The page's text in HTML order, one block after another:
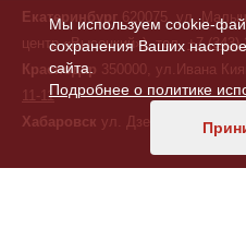
Екатеринбург 620075, ул.
центр «Высоцкий»), тел. +7 (343)
Краснодар 350000, ул.Ивана
11-11
Хабаровск ул. Дзержинского, д.
Мы используем cookie-
сохранения Ваших
сайта.
Подробнее о политике